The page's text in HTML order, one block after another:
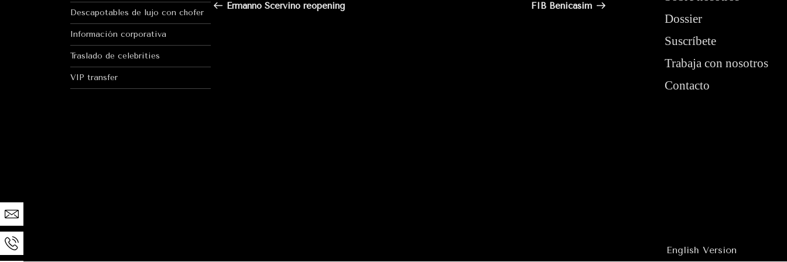
Dossier
Suscríbete
Trabaja con nosotros
Contacto
English Version
de
anterior:
Ermanno Scervino reopening
entrada
FIB Benicasim
Descapotables de lujo con chofer
Información corporativa
Traslado de celebrities
VIP transfer